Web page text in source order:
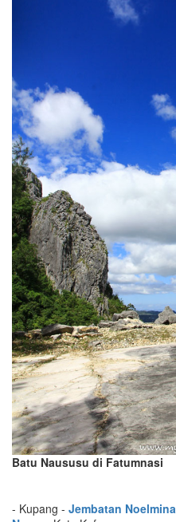
Batu Naususu di Fatumnasi
- Kupang - Jembatan Noelmina